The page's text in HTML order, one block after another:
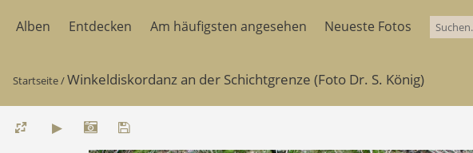
Alben Entdecken Am häufigsten angesehen Neueste Fotos
Startseite/Winkeldiskordanz an der Schichtgrenze (Foto Dr. S. König)